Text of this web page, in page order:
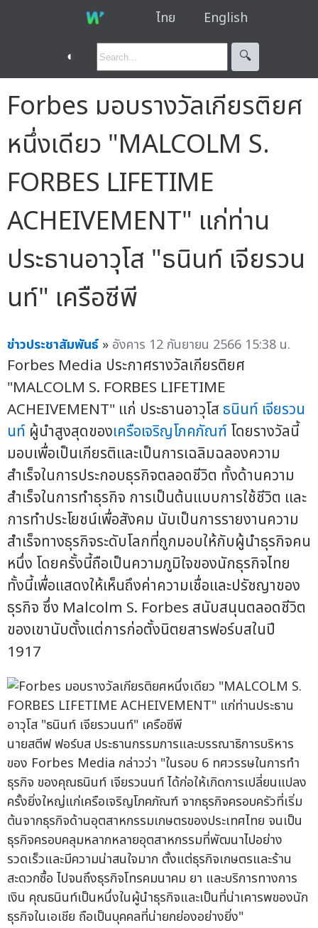
ไทย English
◐ 🔍︎
Forbes มอบรางวัลเกียรติยศ
หนึ่งเดียว "MALCOLM S.
FORBES LIFETIME
ACHEIVEMENT" แก่ท่าน
ประธานอาวุโส "ธนินท์ เจียรวน
นท์" เครือซีพี
ข่าวประชาสัมพันธ์ » อังคาร 12 กันยายน 2566 15:38 น.
Forbes Media ประกาศรางวัลเกียรติยศ
"MALCOLM S. FORBES LIFETIME
ACHEIVEMENT" แก่ ประธานอาวุโส ธนินท์ เจียรวน
นท์ ผู้นำสูงสุดของเครือเจริญโภคภัณฑ์ โดยรางวัลนี้
มอบเพื่อเป็นเกียรติและเป็นการเฉลิมฉลองความ
สำเร็จในการประกอบธุรกิจตลอดชีวิต ทั้งด้านความ
สำเร็จในการทำธุรกิจ การเป็นต้นแบบการใช้ชีวิต และ
การทำประโยชน์เพื่อสังคม นับเป็นการรายงานความ
สำเร็จทางธุรกิจระดับโลกที่ถูกมอบให้กับผู้นำธุรกิจคน
หนึ่ง โดยครั้งนี้ถือเป็นความภูมิใจของนักธุรกิจไทย
ทั้งนี้เพื่อแสดงให้เห็นถึงค่าความเชื่อและปรัชญาของ
ธุรกิจ ซึ่ง Malcolm S. Forbes สนับสนุนตลอดชีวิต
ของเขานับตั้งแต่การก่อตั้งนิตยสารฟอร์บสในปี
1917
นายสตีฟ ฟอร์บส ประธานกรรมการและบรรณาธิการบริหาร
ของ Forbes Media กล่าวว่า "ในรอบ 6 ทศวรรษในการทำ
ธุรกิจ ของคุณธนินท์ เจียรวนนท์ ได้ก่อให้เกิดการเปลี่ยนแปลง
ครั้งยิ่งใหญ่แก่เครือเจริญโภคภัณฑ์ จากธุรกิจครอบครัวที่เริ่ม
ต้นจากธุรกิจด้านอุตสาหกรรมเกษตรของประเทศไทย จนเป็น
ธุรกิจครอบคลุมหลากหลายอุตสาหกรรมที่พัฒนาไปอย่าง
รวดเร็วและมีความน่าสนใจมาก ตั้งแต่ธุรกิจเกษตรและร้าน
สะดวกซื้อ ไปจนถึงธุรกิจโทรคมนาคม ยา และบริการทางการ
เงิน คุณธนินท์เป็นหนึ่งในผู้นำธุรกิจและเป็นที่น่าเคารพของนัก
ธุรกิจในเอเชีย ถือเป็นบุคคลที่น่ายกย่องอย่างยิ่ง"